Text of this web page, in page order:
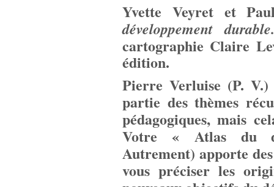
Yvette Veyret et
développement
cartographie Claire
édition.
Pierre Verluise (P.
partie des thèmes
pédagogiques, mais
Votre « Atlas du
Autrement) apporte
vous préciser les